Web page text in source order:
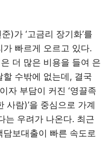
)가 ‘고금리 장기화’를
빠르게 오르고 있다.
더 많은 비용을 들여 은
수밖에 없는데, 결국
자 부담이 커진 ‘영끌족
사람)’을 중심으로 가계
는 우려가 나온다. 최근
보대출이 빠른 속도로